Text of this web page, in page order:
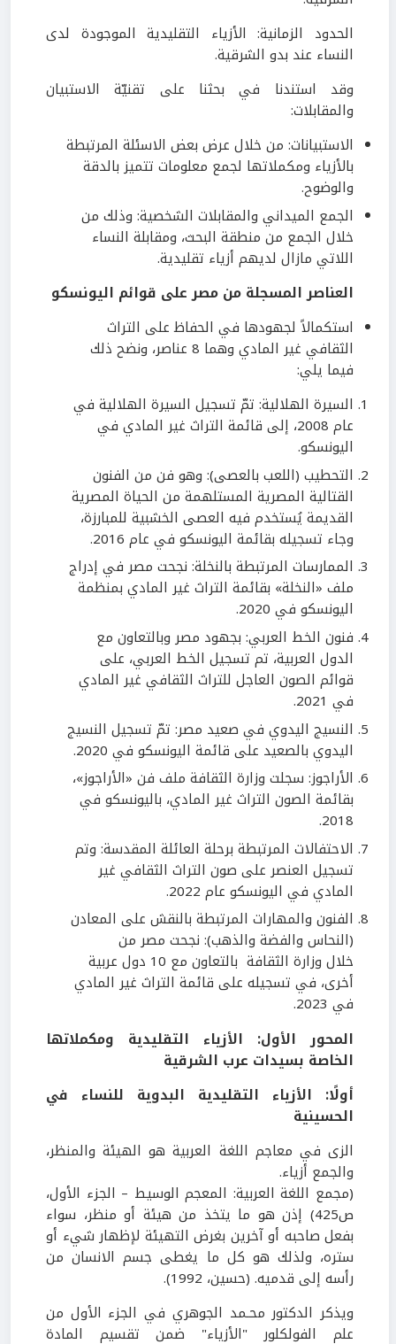
الحدود الزمانية: الأزياء التقليدية الموجودة لدى
النساء عند بدو الشرقية.
وقد استندنا في بحثنا على تقنيّة الاستبيان
والمقابلات:
الاستبيانات: من خلال عرض بعض الاسئلة المرتبطة
بالأزياء ومكملاتها لجمع معلومات تتميز بالدقة
والوضوح.
الجمع الميداني والمقابلات الشخصية: وذلك من
خلال الجمع من منطقة البحث، ومقابلة النساء
اللاتي مازال لديهم أزياء تقليدية.
العناصر المسجلة من مصر على قوائم اليونسكو
استكمالاً لجهودها في الحفاظ على التراث
الثقافي غير المادي وهما 8 عناصر، ونضح ذلك
فيما يلي:
السيرة الهلالية: تمّ تسجيل السيرة الهلالية في
عام 2008، إلى قائمة التراث غير المادي في
اليونسكو.
التحطيب (اللعب بالعصى): وهو فن من الفنون
القتالية المصرية المستلهمة من الحياة المصرية
القديمة يُستخدم فيه العصى الخشبية للمبارزة،
وجاء تسجيله بقائمة اليونسكو في عام 2016.
الممارسات المرتبطة بالنخلة: نجحت مصر في إدراج
ملف «النخلة» بقائمة التراث غير المادي بمنظمة
اليونسكو في 2020.
فنون الخط العربي: بجهود مصر وبالتعاون مع
الدول العربية، تم تسجيل الخط العربي، على
قوائم الصون العاجل للتراث الثقافي غير المادي
في 2021.
النسيج اليدوي في صعيد مصر: تمّ تسجيل النسيج
اليدوي بالصعيد على قائمة اليونسكو في 2020.
الأراجوز: سجلت وزارة الثقافة ملف فن «الأراجوز»،
بقائمة الصون التراث غير المادي، باليونسكو في
2018.
الاحتفالات المرتبطة برحلة العائلة المقدسة: وتم
تسجيل العنصر على صون التراث الثقافي غير
المادي في اليونسكو عام 2022.
الفنون والمهارات المرتبطة بالنقش على المعادن
(النحاس والفضة والذهب): نجحت مصر من
خلال وزارة الثقافة بالتعاون مع 10 دول عربية
أخرى، في تسجيله على قائمة التراث غير المادي
في 2023.
المحور الأول: الأزياء التقليدية ومكملاتها
الخاصة بسيدات عرب الشرقية
أولًا: الأزياء التقليدية البدوية للنساء في
الحسينية
الزى في معاجم اللغة العربية هو الهيئة والمنظر،
والجمع أزياء.
(مجمع اللغة العربية: المعجم الوسيط – الجزء الأول،
ص425)
إذن هو ما يتخذ من هيئة أو منظر، سواء
بفعل صاحبه أو آخرين بغرض التهيئة لإظهار شيء أو
ستره، ولذلك هو كل ما يغطى جسم الانسان من
رأسه إلى قدميه. (حسين، 1992).
ويذكر الدكتور محـمد الجوهري في الجزء الأول من
علم الفولكلور "الأزياء" ضمن تقسيم المادة